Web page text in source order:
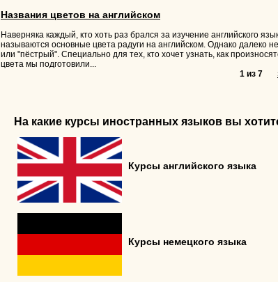
Названия цветов на английском
Наверняка каждый, кто хоть раз брался за изучение английского
называются основные цвета радуги на английском. Однако далеко
или "пёстрый". Специально для тех, кто хочет узнать, как
цвета мы подготовили...
1 из 7
На какие курсы иностранных языков вы
Курсы английского языка
Курсы немецкого языка